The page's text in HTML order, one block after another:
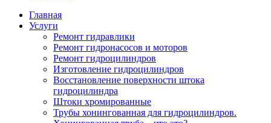
Главная
Услуги
Ремонт гидравлики
Ремонт гидронасосов и моторов
Ремонт гидроцилиндров
Изготовление гидроцилиндров
Восстановление поверхности штока
гидроцилиндра
Штоки хромированные
Трубы хонингованная для гидроцилиндров.